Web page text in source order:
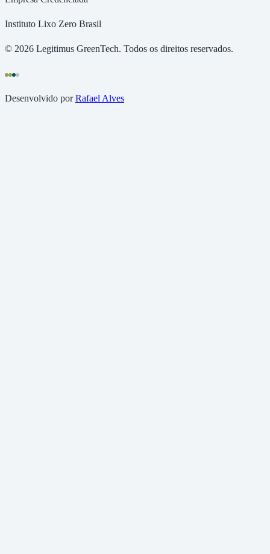
Instituto Lixo Zero Brasil
© 2026 Legitimus GreenTech. Todos os direitos reservados.
Desenvolvido por Rafael Alves